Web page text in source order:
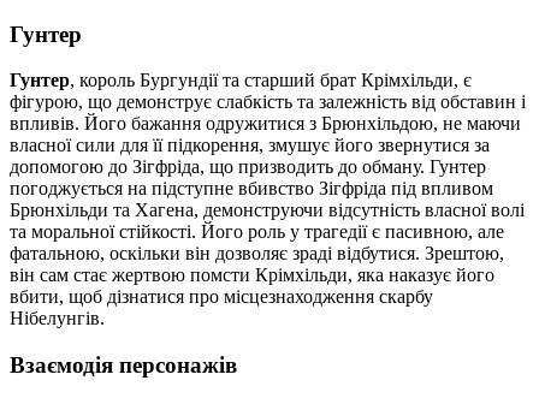
Гунтер
Гунтер, король Бургундії та старший брат Крімхільди, є
фігурою, що демонструє слабкість та залежність від обставин і
впливів. Його бажання одружитися з Брюнхільдою, не маючи
власної сили для її підкорення, змушує його звернутися за
допомогою до Зігфріда, що призводить до обману. Гунтер
погоджується на підступне вбивство Зігфріда під впливом
Брюнхільди та Хагена, демонструючи відсутність власної волі
та моральної стійкості. Його роль у трагедії є пасивною, але
фатальною, оскільки він дозволяє зраді відбутися. Зрештою,
він сам стає жертвою помсти Крімхільди, яка наказує його
вбити, щоб дізнатися про місцезнаходження скарбу
Нібелунгів.
Взаємодія персонажів